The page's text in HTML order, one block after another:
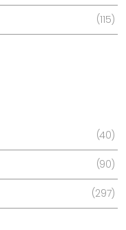
115
40
90
297